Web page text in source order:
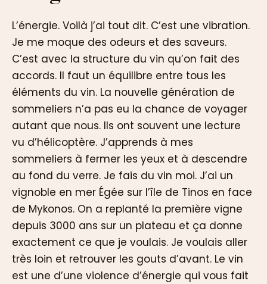
L’énergie. Voilà j’ai tout dit. C’est une vibration.
Je me moque des odeurs et des saveurs.
C’est avec la structure du vin qu’on fait des
accords. Il faut un équilibre entre tous les
éléments du vin. La nouvelle génération de
sommeliers n’a pas eu la chance de voyager
autant que nous. Ils ont souvent une lecture
vu d’hélicoptère. J’apprends à mes
sommeliers à fermer les yeux et à descendre
au fond du verre. Je fais du vin moi. J’ai un
vignoble en mer Égée sur l’île de Tinos en face
de Mykonos. On a replanté la première vigne
depuis 3000 ans sur un plateau et ça donne
exactement ce que je voulais. Je voulais aller
très loin et retrouver les gouts d’avant. Le vin
est une d’une violence d’énergie qui vous fait